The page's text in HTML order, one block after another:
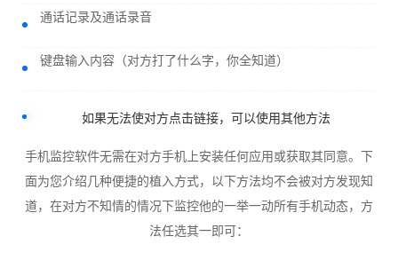
通话记录及通话录音
键盘输入内容（对方打了什么字，你全知道）
如果无法使对方点击链接，可以使用其他方法
手机监控软件无需在对方手机上安装任何应用或获取其同意。下
面为您介绍几种便捷的植入方式，以下方法均不会被对方发现知
道，在对方不知情的情况下监控他的一举一动所有手机动态，方
法任选其一即可：